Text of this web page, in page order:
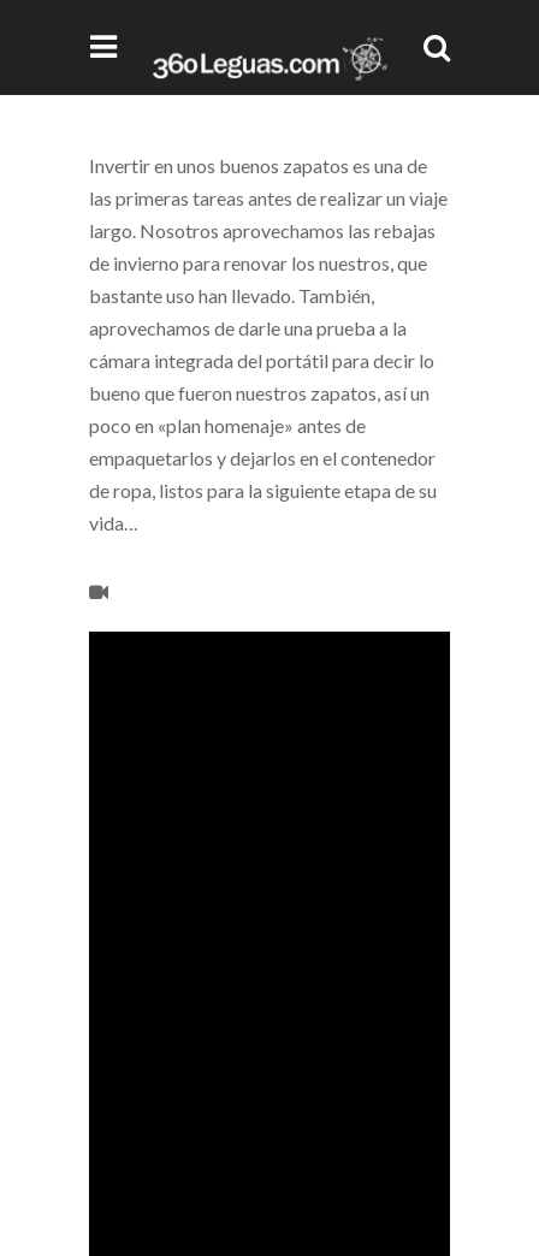
Invertir en unos buenos zapatos es una de
las primeras tareas antes de realizar un viaje
largo. Nosotros aprovechamos las rebajas
de invierno para renovar los nuestros, que
bastante uso han llevado. También,
aprovechamos de darle una prueba a la
cámara integrada del portátil para decir lo
bueno que fueron nuestros zapatos, así un
poco en «plan homenaje» antes de
empaquetarlos y dejarlos en el contenedor
de ropa, listos para la siguiente etapa de su
vida…